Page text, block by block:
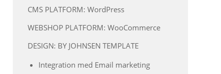
CMS PLATFORM: WordPress
WEBSHOP PLATFORM: WooCommerce
DESIGN: BY JOHNSEN TEMPLATE
Integration med Email marketing